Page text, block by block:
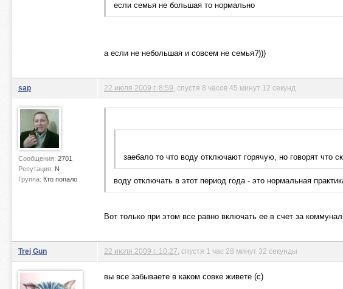
если семья не большая то нормально
а если не небольшая и совсем не семья?)))
sap
Сообщения: 2701
Репутация: N
Группа: Кто попало
22 июля 2009 г. 8:59 , спустя 8 часов 45 минут 12 секунд
заебало то что воду отключают горячую, но говорят что
воду отключать в этот период года - это нормальная
Вот только при этом все равно включать ее в счет за
Trej Gun 22 июля 2009 г. 10:27 , спустя 1 час 28 минут 32 секунды
вы все забываете в каком совке живете (с)